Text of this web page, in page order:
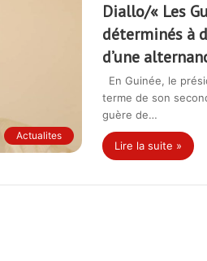
Actualites
Diallo/« Les
déterminés à
d’une
En Guinée, le
terme de son
guère de…
Lire la suite »